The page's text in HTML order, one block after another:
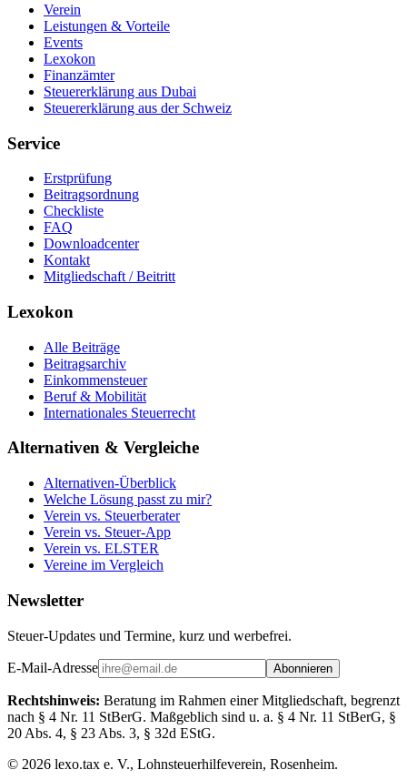
Verein
Leistungen & Vorteile
Events
Lexokon
Finanzämter
Steuererklärung aus Dubai
Steuererklärung aus der Schweiz
Service
Erstprüfung
Beitragsordnung
Checkliste
FAQ
Downloadcenter
Kontakt
Mitgliedschaft / Beitritt
Lexokon
Alle Beiträge
Beitragsarchiv
Einkommensteuer
Beruf & Mobilität
Internationales Steuerrecht
Alternativen & Vergleiche
Alternativen-Überblick
Welche Lösung passt zu mir?
Verein vs. Steuerberater
Verein vs. Steuer-App
Verein vs. ELSTER
Vereine im Vergleich
Newsletter
Steuer-Updates und Termine, kurz und werbefrei.
E-Mail-Adresse Abonnieren
Rechtshinweis: Beratung im Rahmen einer Mitgliedschaft, begrenzt
nach § 4 Nr. 11 StBerG. Maßgeblich sind u. a. § 4 Nr. 11 StBerG, §
20 Abs. 4, § 23 Abs. 3, § 32d EStG.
© 2026 lexo.tax e. V., Lohnsteuerhilfeverein, Rosenheim.